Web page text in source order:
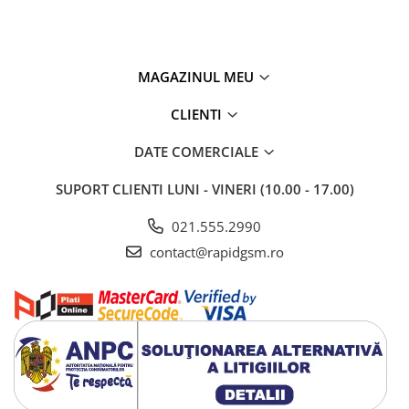
MAGAZINUL MEU
CLIENTI
DATE COMERCIALE
SUPORT CLIENTI LUNI - VINERI (10.00 - 17.00)
021.555.2990
contact@rapidgsm.ro